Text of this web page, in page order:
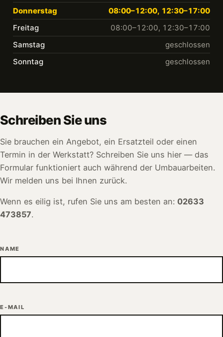
Donnerstag
08:00–12:00, 12:30–17:00
Freitag
08:00–12:00, 12:30–17:00
Samstag
geschlossen
Sonntag
geschlossen
Schreiben Sie uns
Sie brauchen ein Angebot, ein Ersatzteil oder einen
Termin in der Werkstatt? Schreiben Sie uns hier — das
Formular funktioniert auch während der Umbauarbeiten.
Wir melden uns bei Ihnen zurück.
Wenn es eilig ist, rufen Sie uns am besten an: 02633
473857.
NAME
E-MAIL